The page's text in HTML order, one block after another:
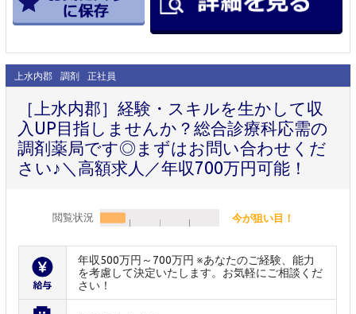
上水内郡 調剤 正社員
［上水内郡］経験・スキルを生かして収
入UP目指しませんか？総合診療科応需の
調剤薬局です◎まずはお問い合わせくだ
さい♪＼高額求人／年収700万円可能！
閲覧状況 今が狙い目！
年収500万円～700万円 ※あなたのご経験、能力
を考慮して決定いたします。お気軽にご相談くだ
さい！